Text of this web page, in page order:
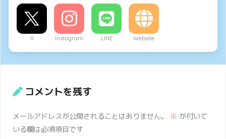
X Instagram LINE Website
コメントを残す
メールアドレスが公開されることはありません。 ※ が付いて
いる欄は必須項目です